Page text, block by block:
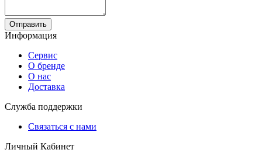
Отправить
Информация
Сервис
О бренде
О нас
Доставка
Служба поддержки
Связаться с нами
Личный Кабинет